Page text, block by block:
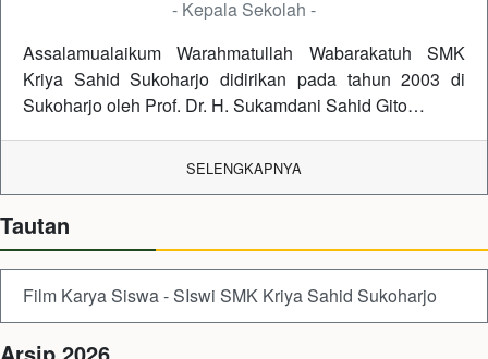
- Kepala Sekolah -
Assalamualaikum Warahmatullah Wabarakatuh SMK
Kriya Sahid Sukoharjo didirikan pada tahun 2003 di
Sukoharjo oleh Prof. Dr. H. Sukamdani Sahid Gito…
SELENGKAPNYA
Tautan
Film Karya Siswa - SIswi SMK Kriya Sahid Sukoharjo